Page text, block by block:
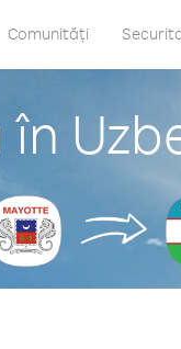
Comunități